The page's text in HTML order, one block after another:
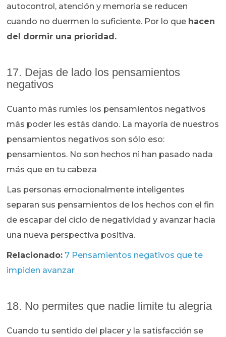
autocontrol, atención y memoria se reducen
cuando no duermen lo suficiente. Por lo que hacen
del dormir una prioridad.
17. Dejas de lado los pensamientos
negativos
Cuanto más rumies los pensamientos negativos
más poder les estás dando. La mayoría de nuestros
pensamientos negativos son sólo eso:
pensamientos. No son hechos ni han pasado nada
más que en tu cabeza
Las personas emocionalmente inteligentes
separan sus pensamientos de los hechos con el fin
de escapar del ciclo de negatividad y avanzar hacia
una nueva perspectiva positiva.
Relacionado: 7 Pensamientos negativos que te
impiden avanzar
18. No permites que nadie limite tu alegría
Cuando tu sentido del placer y la satisfacción se